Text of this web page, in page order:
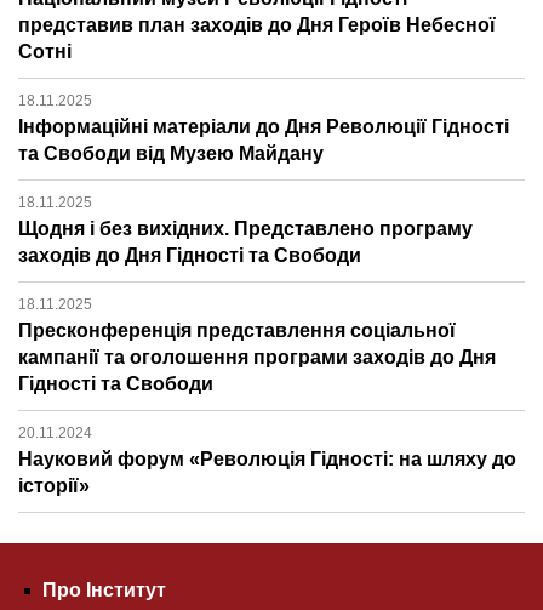
представив план заходів до Дня Героїв Небесної
Сотні
18.11.2025
Інформаційні матеріали до Дня Революції Гідності
та Свободи від Музею Майдану
18.11.2025
Щодня і без вихідних. Представлено програму
заходів до Дня Гідності та Свободи
18.11.2025
Пресконференція представлення соціальної
кампанії та оголошення програми заходів до Дня
Гідності та Свободи
20.11.2024
Науковий форум «Революція Гідності: на шляху до
історії»
Про Інститут